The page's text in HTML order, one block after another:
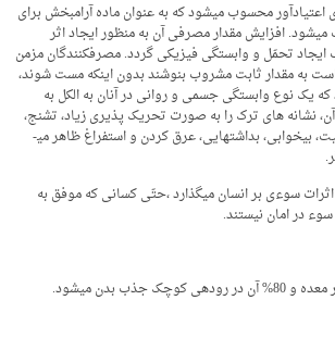
اعتیاد­آور محسوب می­شود که به عنوان ماده آرام­بخش برای
افزایش مقدار مصرفی آن به منظور ایجاد اثر
تحمّل و وابستگی فیزیکی گردد. مصرف­کنندگان مزمن
است به مقدار ثابت مشروب بنوشند بدون این­که مست شوند،
یک نوع وابستگی جسمی و روانی در آنان به الکل به
نشانه های ترک را به صورت تحریک پذیری زیاد، تشنج،
حالات بی قراری یا عصبانیت، بی­خوابی، بد­اشتهایی، عرق کردن و استفراغ ظاهر می­
سوءی بر انسان می­گذارد ،حتّی کسانی که موفق به
در امان نیستند.